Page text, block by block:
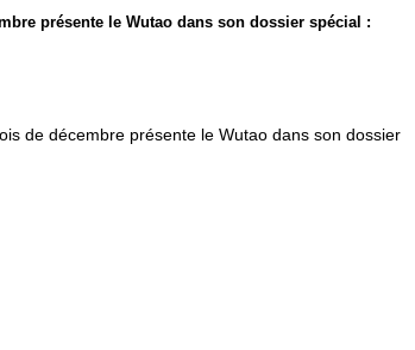
présente le Wutao dans son dossier spécial :